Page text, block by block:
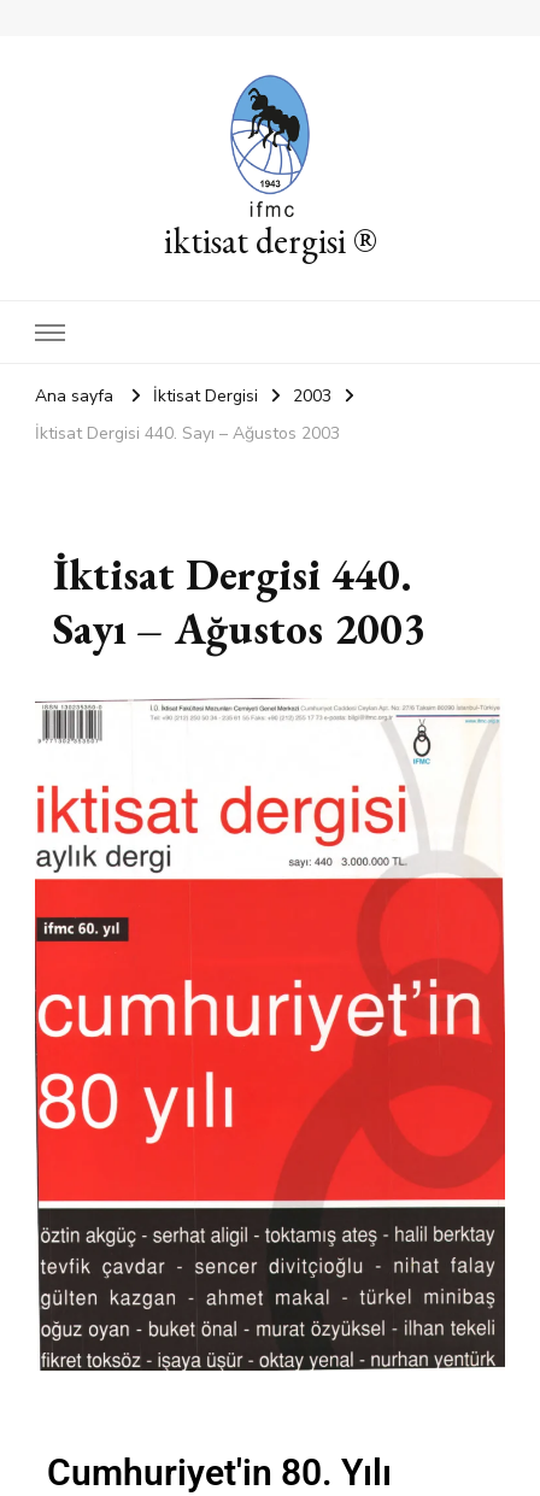
iktisat dergisi ®
Ana sayfa İktisat Dergisi
2003
İktisat Dergisi 440. Sayı – Ağustos 2003
İktisat Dergisi 440.
Sayı – Ağustos 2003
Cumhuriyet'in 80. Yılı